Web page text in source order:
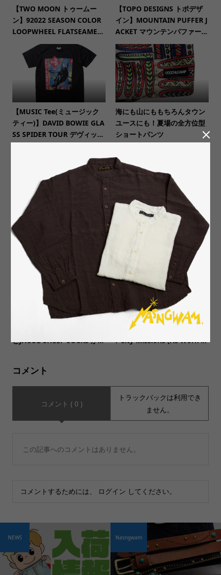
【TWO MOON トゥームー
ン】92022 SEASON COLOR
LOOPWHEEL FLATSEAME...
【TOPO DESIGNS トポデザ
イン】MOUNTAIN PUFFER J
ACKET マウンテンパファー...
【MUSIC Tee(ミュージック
ティー)】DAVID BOWIE GLA
SS SPIDER TOUR デヴィッ...
海にも山にももちろんタウン
ユースにも！夏場の全方位型
ショートパンツ
【kepani ケパニ】ラグラン
3/4 Sleeve Tee KP9911MS
シャツとしてもジャケットと
しても◎民生品USA製ジャン
グルファティーグ
【GRANGE CRAFT(グランジ
とJACOB SHEEP SOCKS が...
【MUSIC Tee ミュージックテ
ィー】SWEAT HOODIE Inne
r City Missions (As Worn ...
コメント
コメント ( 0 )
トラックバックは利用でき
ません。
この記事へのコメントはありません。
コメントするためには、 ログイン してください。
NEWS Nasngwam
